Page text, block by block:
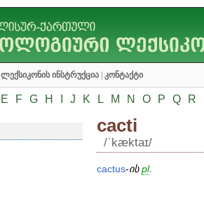
ლექსიკონის ინსტრუქცია კონტაქტი
E F G H J K L M N O P Q R
cacti
/ʹkæktaɪ/
cactus-ის pl.